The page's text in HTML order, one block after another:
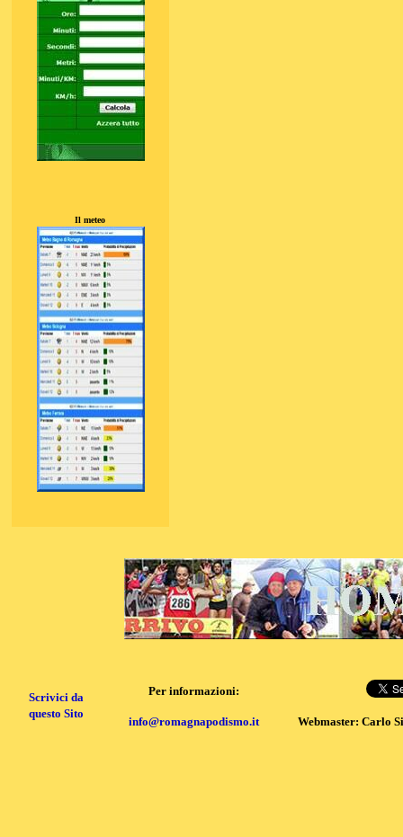
Il meteo
Scrivici da
questo Sito
Per informazioni:
info@romagnapodismo.it Webmaster: Carlo